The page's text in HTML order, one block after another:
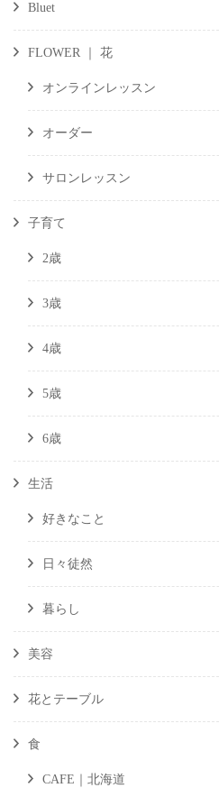
Bluet
FLOWER ｜ 花
オンラインレッスン
オーダー
サロンレッスン
子育て
2歳
3歳
4歳
5歳
6歳
生活
好きなこと
日々徒然
暮らし
美容
花とテーブル
食
CAFE｜北海道